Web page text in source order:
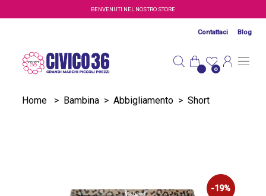
Salta al contenuto principaleBENVENUTI NEL NOSTRO STORE
Contattaci Blog
0
Home > Bambina > Abbigliamento > Short
-19%